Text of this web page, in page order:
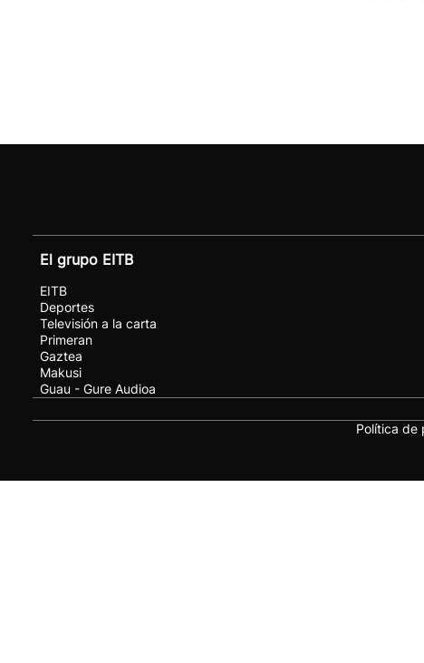
El grupo EITB
EITB
Deportes
Televisión a la carta
Primeran
Gaztea
Makusi
Guau - Gure Audioa
Política de